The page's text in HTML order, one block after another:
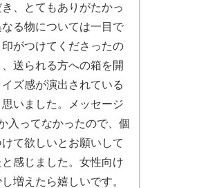
、とてもありがたかっ
る物については一目で
がつけてくださったの
送られる方への箱を開
ズ感が演出されている
いました。メッセージ
入ってなかったので、個
て欲しいとお願いして
感じました。女性向け
増えたら嬉しいです。